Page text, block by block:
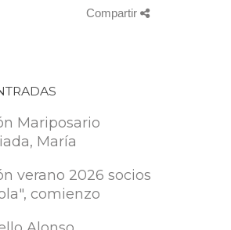
Compartir
Mariposario
María
verano 2026 socios
comienzo